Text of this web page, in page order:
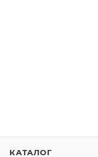
КАТАЛОГ